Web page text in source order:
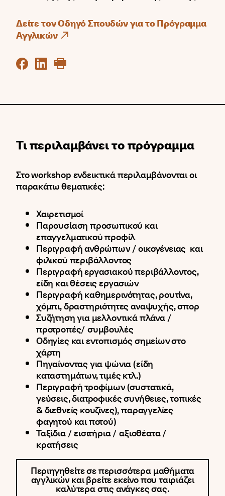
Δείτε τον Οδηγό Σπουδών για το Πρόγραμμα
Αγγλικών
Τι περιλαμβάνει το πρόγραμμα
Στο workshop ενδεικτικά περιλαμβάνονται οι
παρακάτω θεματικές:
Χαιρετισμοί
Παρουσίαση προσωπικού και
επαγγελματικού προφίλ
Περιγραφή ανθρώπων / οικογένειας και
φιλικού περιβάλλοντος
Περιγραφή εργασιακού περιβάλλοντος,
είδη και θέσεις εργασιών
Περιγραφή καθημερινότητας, ρουτίνα,
χόμπι, δραστηριότητες αναψυχής, σπορ
Συζήτηση για μελλοντικά πλάνα /
προτροπές/ συμβουλές
Οδηγίες και εντοπισμός σημείων στο
χάρτη
Πηγαίνοντας για ψώνια (είδη
καταστημάτων, τιμές κτλ.)
Περιγραφή τροφίμων (συστατικά,
γεύσεις, διατροφικές συνήθειες, τοπικές
& διεθνείς κουζίνες), παραγγελίες
φαγητού και ποτού)
Ταξίδια / εισιτήρια / αξιοθέατα /
κρατήσεις
Περιηγηθείτε σε περισσότερα μαθήματα
αγγλικών και βρείτε εκείνο που ταιριάζει
καλύτερα στις ανάγκες σας.